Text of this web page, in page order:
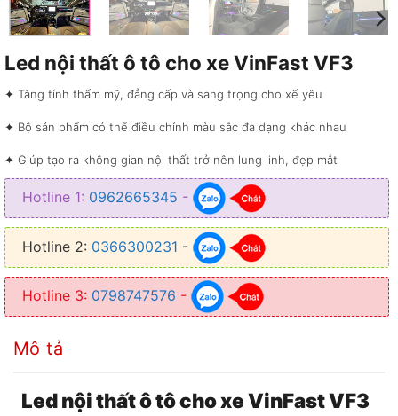
Led nội thất ô tô cho xe VinFast VF3
✦ Tăng tính thẩm mỹ, đẳng cấp và sang trọng cho xế yêu
✦ Bộ sản phẩm có thể điều chỉnh màu sắc đa dạng khác nhau
✦ Giúp tạo ra không gian nội thất trở nên lung linh, đẹp mắt
✦ Giúp chiếu sáng bên trong không gian nội thất xe
✦ Điều khiển led thông qua ứng dụng trên điện thoại hoặc Remote
✦ Thiết kế dễ dàng lắp đặt, sử dụng cắm giắc zin 100%
✦ Không làm ảnh hưởng đến kết cấu cũng như là hệ thống điện
Hotline 1: 0962665345 -
Hotline 2: 0366300231 -
Hotline 3: 0798747576 -
Mô tả
Led nội thất ô tô cho xe VinFast VF3